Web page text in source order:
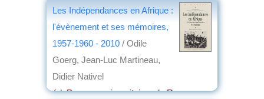
Les Indépendances en Afrique :
l'évènement et ses mémoires,
1957-1960 - 2010 / Odile
Goerg, Jean-Luc Martineau,
Didier Nativel
éd. Presses universitaires de Rennes,